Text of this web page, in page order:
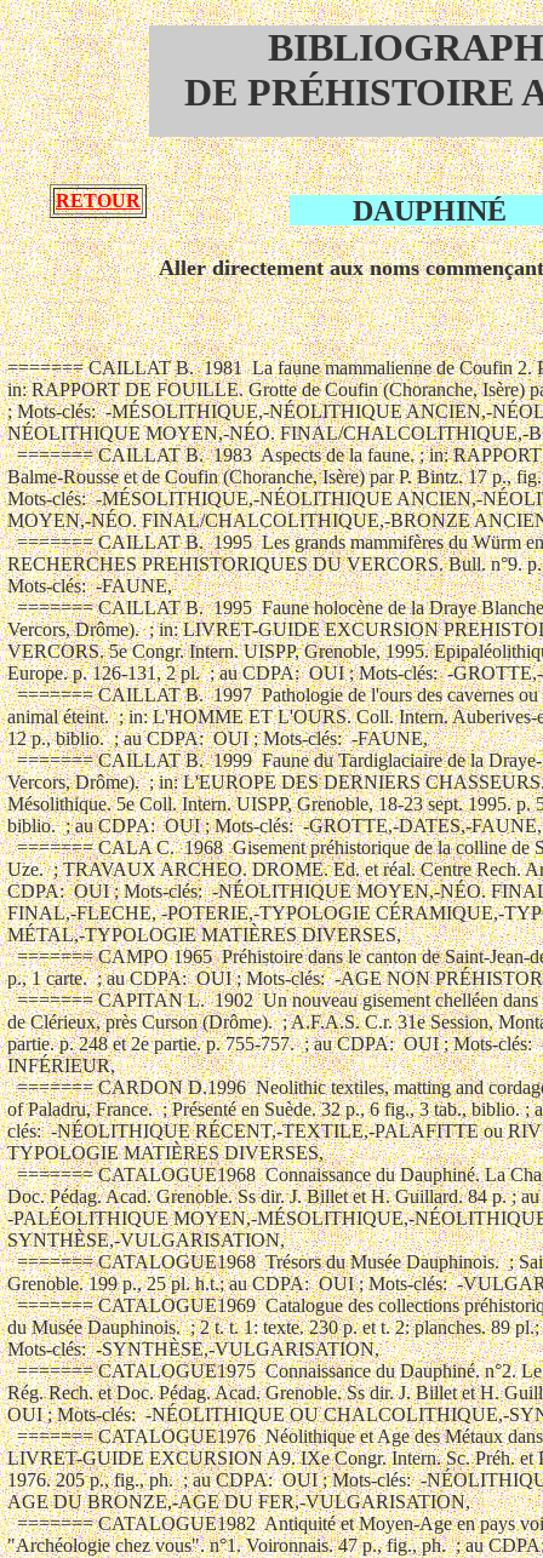
DAUPHINÉ
RETOUR
======= CAILLAT B.  1981  La faune mammalienne de Coufin 2. Premières synthèses.;
in: RAPPORT DE FOUILLE. Grotte de Coufin (Choranche, Isère) par P. Bintz. ; au CDPA:  NON
; Mots-clés:  -MÉSOLITHIQUE,-NÉOLITHIQUE ANCIEN,-NÉOLITHIQUE RÉCENT,-
NÉOLITHIQUE MOYEN,-NÉO. FINAL/CHALCOLITHIQUE,-BRONZE ANCIEN,-BRON-FAUNE,
  ======= CAILLAT B.  1983  Aspects de la faune. ; in: RAPPORT DE FOUILLE. Grotte de
Balme-Rousse et de Coufin (Choranche, Isère) par P. Bintz. 17 p., fig., pl.  ; au CDPA:  NON ;
Mots-clés:  -MÉSOLITHIQUE,-NÉOLITHIQUE ANCIEN,-NÉOLITHIQUE RÉCENT,-NÉOLITHIQUE
MOYEN,-NÉO. FINAL/CHALCOLITHIQUE,-BRONZE ANCIEN,-BRON-FAUNE,
  ======= CAILLAT B.  1995  Les grands mammifères du Würm en Vercors. ; CENTRE DE
RECHERCHES PREHISTORIQUES DU VERCORS. Bull. n°9. p. 15-21, 2 fig.  ; au CDPA:  OUI ;
Mots-clés:  -FAUNE,
  ======= CAILLAT B.  1995  Faune holocène de la Draye Blanche (La Chapelle-en-
Vercors, Drôme).  ; in: LIVRET-GUIDE EXCURSION PREHISTOIRE ET QUATERNAIRE EN
VERCORS. 5e Congr. Intern. UISPP, Grenoble, 1995. Epipaléolithique et Mésolithique en
Europe. p. 126-131, 2 pl.  ; au CDPA:  OUI ; Mots-clés:  -GROTTE,-FAUNE,
  ======= CAILLAT B.  1997  Pathologie de l'ours des cavernes ou essai sur l'habitus d'un
animal éteint.  ; in: L'HOMME ET L'OURS. Coll. Intern. Auberives-en-Royans, 4-6 nov. 1997.
12 p., biblio.  ; au CDPA:  OUI ; Mots-clés:  -FAUNE,
  ======= CAILLAT B.  1999  Faune du Tardiglaciaire de la Draye-Blanche (La Chapelle-en-
Vercors, Drôme).  ; in: L'EUROPE DES DERNIERS CHASSEURS. Epipaléolithique et
Mésolithique. 5e Coll. Intern. UISPP, Grenoble, 18-23 sept. 1995. p. 563-567, 1 fig., 1 tab,
biblio.  ; au CDPA:  OUI ; Mots-clés:  -GROTTE,-DATES,-FAUNE,
  ======= CALA C.  1968  Gisement préhistorique de la colline de Sainte-Euphémie à Saint-
Uze.  ; TRAVAUX ARCHEO. DROME. Ed. et réal. Centre Rech. Archéo. Romans. 5 p., 3 pl. ; au
CDPA:  OUI ; Mots-clés:  -NÉOLITHIQUE MOYEN,-NÉO. FINAL/CHALCOLITHIQUE,-BRONZE
FINAL,-FLECHE, -POTERIE,-TYPOLOGIE CÉRAMIQUE,-TYPOLOGIE DU SILEX,-TYPOLOGIE DU
MÉTAL,-TYPOLOGIE MATIÈRES DIVERSES,
  ======= CAMPO 1965  Préhistoire dans le canton de Saint-Jean-de-Bournay (Isère).; 36
p., 1 carte.  ; au CDPA:  OUI ; Mots-clés:  -AGE NON PRÉHISTORIQUES ET SUJETS DIVERS
  ======= CAPITAN L.  1902  Un nouveau gisement chelléen dans les alluvions: commune
de Clérieux, près Curson (Drôme).  ; A.F.A.S. C.r. 31e Session, Montauban, 8 août 1902. 1e
partie. p. 248 et 2e partie. p. 755-757.  ; au CDPA:  OUI ; Mots-clés:  -PALÉOLITHIQUE
INFÉRIEUR,
  ======= CARDON D.1996  Neolithic textiles, matting and cordage from Charavines, lake
of Paladru, France.  ; Présenté en Suède. 32 p., 6 fig., 3 tab., biblio. ; au CDPA:  OUI ; Mots-
clés:  -NÉOLITHIQUE RÉCENT,-TEXTILE,-PALAFITTE ou RIVIERE,-VIE QUOTIDIENNE,-
TYPOLOGIE MATIÈRES DIVERSES,
  ======= CATALOGUE1968  Connaissance du Dauphiné. La Chartreuse.  ; Centre Rég.
Doc. Pédag. Acad. Grenoble. Ss dir. J. Billet et H. Guillard. 84 p. ; au CDPA:  OUI ; Mots-clés:
-PALÉOLITHIQUE MOYEN,-MÉSOLITHIQUE,-NÉOLITHIQUE OU CHALCOLITHIQUE,-
SYNTHÈSE,-VULGARISATION,
  ======= CATALOGUE1968  Trésors du Musée Dauphinois.  ; Sainte-Marie-d'en-Haut,
Grenoble. 199 p., 25 pl. h.t.; au CDPA:  OUI ; Mots-clés:  -VULGARISATION,
  ======= CATALOGUE1969  Catalogue des collections préhistoriques et protohistoriques
du Musée Dauphinois.  ; 2 t. t. 1: texte. 230 p. et t. 2: planches. 89 pl.; au CDPA:  OUI ;
Mots-clés:  -SYNTHÈSE,-VULGARISATION,
  ======= CATALOGUE1975  Connaissance du Dauphiné. n°2. Le Grésivaudan.  ; Centre
Rég. Rech. et Doc. Pédag. Acad. Grenoble. Ss dir. J. Billet et H. Guillard. 210 p.  ; au CDPA:
OUI ; Mots-clés:  -NÉOLITHIQUE OU CHALCOLITHIQUE,-SYNTHÈSE,-VULGARISATION,
  ======= CATALOGUE1976  Néolithique et Age des Métaux dans les Alpes françaises. ;
LIVRET-GUIDE EXCURSION A9. IXe Congr. Intern. Sc. Préh. et Protoh., Nice, 13-18 sept.
1976. 205 p., fig., ph.  ; au CDPA:  OUI ; Mots-clés:  -NÉOLITHIQUE OU CHALCOLITHIQUE,-
AGE DU BRONZE,-AGE DU FER,-VULGARISATION,
  ======= CATALOGUE1982  Antiquité et Moyen-Age en pays voironnais.; Exposition
"Archéologie chez vous". n°1. Voironnais. 47 p., fig., ph.  ; au CDPA:  OUI ; Mots-clés:  -
VULGARISATION,
  ======= CATALOGUE1983 84  Archéologie en Rhône-Alpes. Protohistoire et monde gallo-
romain. Dix ans de recherches.  ; Exposition Musée Civilisation gallo-romaine. 176 p., fig.,
ph., biblios.  ; au CDPA:  OUI ; Mots-clés:  -SYNTHÈSE,-VULGARISATION,
  ======= CATALOGUE1983  Des Gaulois au Moyen-Age.  ; Exposition "Archéologie chez
vous". n°2. Canton de Morestel. Ss dir. M. Colardelle. 36 p. fig., ph.  ; au CDPA:  OUI ; Mots-
clés:  -LA TÈNE,-SYNTHÈSE,-VULGARISATION,-AGE NON PRÉHISTORIQUES ET SUJETS
DIVERS
  ======= CATALOGUE1984  Le Nord-Dauphiné. ; Ecomusée Nord-Dauphiné. Ss dir. J.
Vallerant. 140 p. ; au CDPA:  OUI ; Mots-clés:  -NÉOLITHIQUE OU CHALCOLITHIQUE,-
SYNTHÈSE,-VULGARISATION,
  ======= CATALOGUE1984  Le Vercors, terre de Préhistoire.; CAHIERS CULTURELS DU
PARC DU VERCORS. n°1. 58 p., fig.  ; au CDPA:  OUI ; Mots-clés:  -NÉOLITHIQUE OU
CHALCOLITHIQUE,-SYNTHÈSE,-VULGARISATION,
  ======= CATALOGUE1984  Archéologie et histoire en Grésivaudan.; Exposition
"Archéologie chez vous". n°3. Cantons de Meylan et du Touvet. 49 p., fig., ph.  ; au CDPA:
OUI ; Mots-clés:  -VULGARISATION,
  ======= CATALOGUE1985  La vallée de la Gresse. ; Exposition "Archéologie chez vous".
n°4. Cantons de Vif et Monestier-de-Clermont. 60 p., fig., ph.  ; au CDPA:  OUI ; Mots-clés:  -
VULGARISATION,
  ======= CATALOGUE1986  Cantons de Rives et de Tullins.  ; Exposition "Archéologie
chez vous". n°5. Cantons de Rives et de Tullins. 48 p., fig., ph.  ; au CDPA:  OUI ; Mots-clés:
-VULGARISATION,
  ======= CATALOGUE1987  Cantons de Sassenage et Villard-de-Lans.  ; Exposition
"Archéologie chez vous". n°6. Cantons de Sassenage et Villard-de-Lans. 44 p., fig., ph.  ; au
CDPA:  OUI ; Mots-clés:  -VULGARISATION,
  ======= CATALOGUE1989  Matheysine, Beaumont, Valbonnais.; Exposition "Archéologie
chez vous". n°7. Cantons de Corps, La Mure et Valbonnais. 60 p., fig., ph.  ; au CDPA:  OUI ;
Mots-clés:  -SYNTHÈSE,-VULGARISATION,-AGE NON PRÉHISTORIQUES ET SUJETS DIVERS
  ======= CATALOGUE1990 91  A la fortune du pot. La cuisine et la table à Lyon et à
Vienne, Xe-XIXe siècles d'après les fouilles archéologiques.  ; Publ. ASS. LYON. SAUVETAGE
SITES ARCHEO. MEDIEVAUX. 234 p., fig., ph., biblio.  ; au CDPA:  OUI ; Mots-clés:  -AGE
NON PRÉHISTORIQUES ET SUJETS DIVERS
  ======= CATALOGUE1990  La pirogue du lac de Paladru. ; Atelier Régional de
Conservation. Nucleart. 31 p., fig., biblio. ; au CDPA:  OUI ; Mots-clés:  -VULGARISATION,-
TYPOLOGIE DU BOIS,-MÉTHODES DE CONSERVATION,-AGE NON PRÉHISTORIQUES ET
SUJETS DIVERS
  ======= CATALOGUE1990  Les premiers princes celtes (2000 à 750 ans av. J.C.). Autour
de la tombe de Saint-Romain-de-Jalionas (Isère).  ; Exposition. Musée Dauphinois. 118 p.,
fig., ph.; au CDPA:  OUI ; Mots-clés:  -LA TÈNE,-SEPULTURE,-SYNTHÈSE,-VULGARISATION,
  ======= CATALOGUE1991  Grottes de Choranche (Vercors, Choranche, France). ; Ed. du
Castelet, Boulogne. 47 p., ph. ; au CDPA:  OUI ; Mots-clés:  -MÉSOLITHIQUE,-NÉOLITHIQUE
ANCIEN,-NÉOLITHIQUE RÉCENT,-NÉOLITHIQUE MOYEN,-NÉO. FINAL/CHALCOLITHIQUE,-
BRONZE ANCIEN,-BRON-VULGARISATION,
  ======= CATALOGUE1991  Grésivaudan, pays d'Allevard et de Goncelin. ; Exposition
"Archéologie chez vous". n°9. Grésivaudan: pays d'Allevard et de Goncelin. 70 p., fig., ph.,
biblio.  ; au CDPA:  OUI ; Mots-clés:  -BRONZE FINAL,-SYNTHÈSE,-VULGARISATION,
  ======= CATALOGUE1991  Vassieux: il y a 4.000 ans, les premiers manufacturiers des
Alpes.  ; Musée Site Préh. Vassieux-en-Vercors. 80 p., fig., biblio. ; au CDPA:  OUI ; Mots-
Aller directement aux noms
DE PRÉHISTOIRE